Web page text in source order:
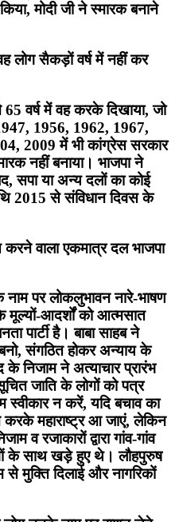
मोदी जी ने स्मारक बनाने
लोग सैकड़ों वर्ष में नहीं कर
वर्ष में वह करके दिखाया, जो
1956, 1962, 1967,
2009 में भी कांग्रेस सरकार
नहीं बनाया। भाजपा ने
सपा या अन्य दलों का कोई
2015 से संविधान दिवस के
वाला एकमात्र दल भाजपा
नाम पर लोकलुभावन नारे-भाषण
आदर्शों को आत्मसात
पार्टी है। बाबा साहब ने
संगठित होकर अन्याय के
के निजाम ने अत्याचार प्रारंभ
जाति के लोगों को पत्र
स्वीकार न करें, यदि बचाव का
महाराष्ट्र आ जाएं, लेकिन
व रजाकारों द्वारा गांव-गांव
के साथ खड़े हुए थे। लौहपुरुष
से मुक्ति दिलाई और नागरिकों